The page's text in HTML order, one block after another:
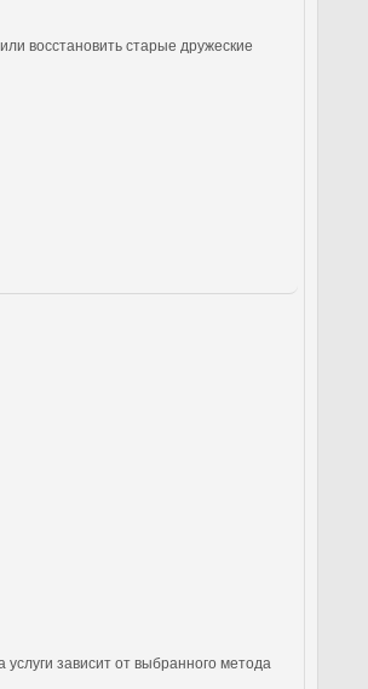
восстановить старые дружеские
зависит от выбранного метода